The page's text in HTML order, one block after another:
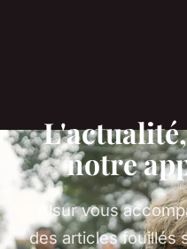
notre
Alsur vous
des articles fouillés